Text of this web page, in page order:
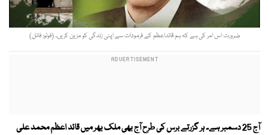
ضرورت اس امر کی ہے کہ ہم قائداعظم کے فرمودات سے اپنی زندگی کو مزین کریں۔ (فوٹو: فائل)
آج 25 دسمبر ہے۔ ہر گزرتے برس کی طرح آج بھی ملک بھر میں قائد اعظم محمد علی